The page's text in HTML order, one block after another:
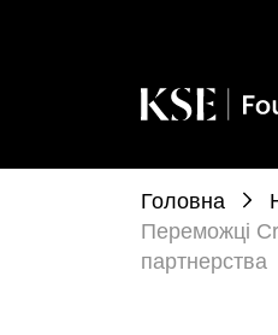
Головна
Переможці
партнерства